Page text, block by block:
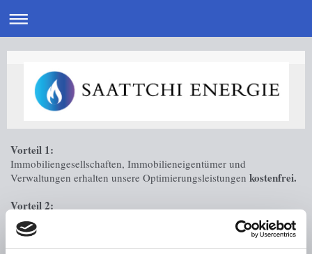
Vorteil 1:
Immobiliengesellschaften, Immobilieneigentümer und
Verwaltungen erhalten unsere Optimierungsleistungen kostenfrei.
Vorteil 2:
Einfache Vorgehensweise
: Sie senden uns lediglich relevante
Daten, die Sie Ihrer Gas- und/oder Stromrechnung entnehmen
können (FürGasverbrauch ab 20.000 kWh/p.a.,